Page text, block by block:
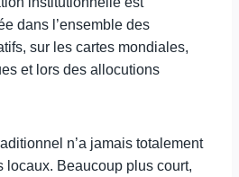
dans l’ensemble des
sur les cartes mondiales,
et lors des allocutions
n’a jamais totalement
locaux. Beaucoup plus court,